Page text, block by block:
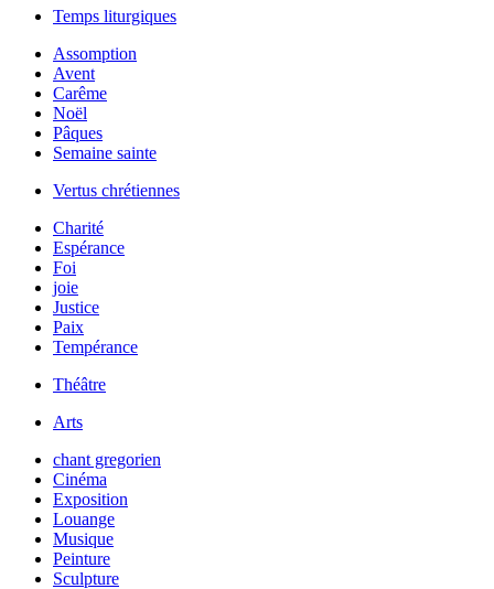
Temps liturgiques
Assomption
Avent
Carême
Noël
Pâques
Semaine sainte
Vertus chrétiennes
Charité
Espérance
Foi
joie
Justice
Paix
Tempérance
Théâtre
Arts
chant gregorien
Cinéma
Exposition
Louange
Musique
Peinture
Sculpture